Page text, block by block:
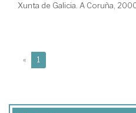
Xunta de Galicia. A Coruña,
« 1